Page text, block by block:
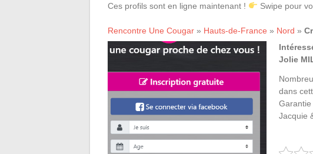
Ces profils sont en ligne maintenant ! Swipe pour
Rencontre Une Cougar » Hauts-de-France » Nord »
Jolie
dans
Jacquie